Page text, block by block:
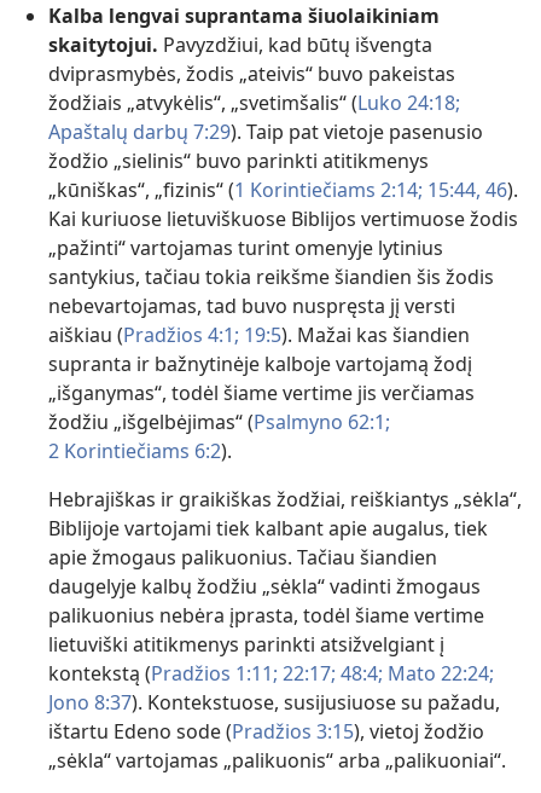
Kalba lengvai suprantama šiuolaikiniam
skaitytojui. Pavyzdžiui, kad būtų išvengta
dviprasmybės, žodis „ateivis“ buvo pakeistas
žodžiais „atvykėlis“, „svetimšalis“ (Luko 24:18;
Apaštalų darbų 7:29). Taip pat vietoje pasenusio
žodžio „sielinis“ buvo parinkti atitikmenys
„kūniškas“, „fizinis“ (1 Korintiečiams 2:14; 15:44, 46).
Kai kuriuose lietuviškuose Biblijos vertimuose žodis
„pažinti“ vartojamas turint omenyje lytinius
santykius, tačiau tokia reikšme šiandien šis žodis
nebevartojamas, tad buvo nuspręsta jį versti
aiškiau (Pradžios 4:1; 19:5). Mažai kas šiandien
supranta ir bažnytinėje kalboje vartojamą žodį
„išganymas“, todėl šiame vertime jis verčiamas
žodžiu „išgelbėjimas“ (Psalmyno 62:1;
2 Korintiečiams 6:2).
Hebrajiškas ir graikiškas žodžiai, reiškiantys „sėkla“,
Biblijoje vartojami tiek kalbant apie augalus, tiek
apie žmogaus palikuonius. Tačiau šiandien
daugelyje kalbų žodžiu „sėkla“ vadinti žmogaus
palikuonius nebėra įprasta, todėl šiame vertime
lietuviški atitikmenys parinkti atsižvelgiant į
kontekstą (Pradžios 1:11; 22:17; 48:4; Mato 22:24;
Jono 8:37). Kontekstuose, susijusiuose su pažadu,
ištartu Edeno sode (Pradžios 3:15), vietoj žodžio
„sėkla“ vartojamas „palikuonis“ arba „palikuoniai“.